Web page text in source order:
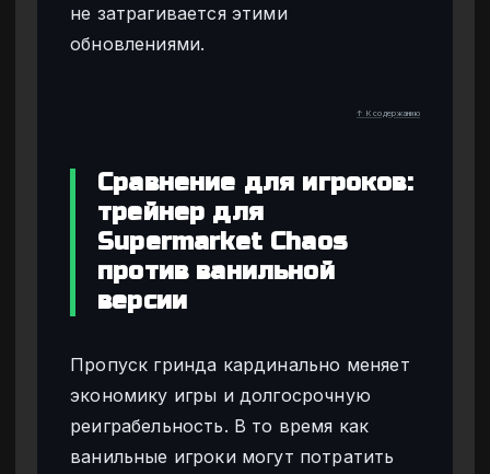
не затрагивается этими
обновлениями.
↑ К содержанию
Сравнение для игроков:
трейнер для
Supermarket Chaos
против ванильной
версии
Пропуск гринда кардинально меняет
экономику игры и долгосрочную
реиграбельность. В то время как
ванильные игроки могут потратить